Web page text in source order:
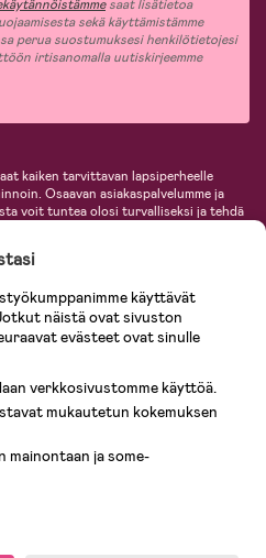
saat lisätietoa
sekä käyttämistämme
perua suostumuksesi henkilötietojesi
irtisanomalla uutiskirjeemme
kaiken tarvittavan lapsiperheelle
Osaavan asiakaspalvelumme ja
voit tuntea olosi turvalliseksi ja tehdä
Meiltä löydät lukuisia tunnettuja
Cybex, LEGO ja monia muita!
suurimpaan lastentarvikkeiden
käyttävät
näistä ovat sivuston
evästeet ovat sinulle
verkkosivustomme käyttöä.
mukautetun kokemuksen
mainontaan ja some-